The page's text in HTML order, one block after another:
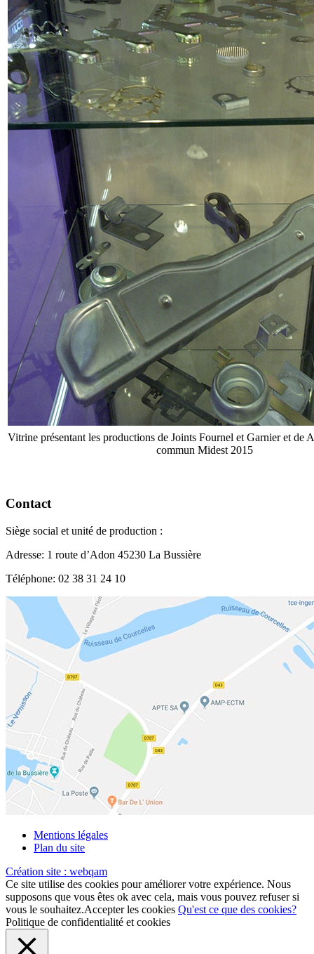
Vitrine présentant les productions de Joints Fournel et Garnier et de
commun Midest 2015
Contact
Siège social et unité de production :
Adresse: 1 route d’Adon 45230 La Bussière
Téléphone: 02 38 31 24 10
Mentions légales
Plan du site
Création site : webqam
Ce site utilise des cookies pour améliorer votre expérience. Nous
supposons que vous êtes ok avec cela, mais vous pouvez refuser si
vous le souhaitez.Accepter les cookies Qu'est ce que des cookies?
Politique de confidentialité et cookies